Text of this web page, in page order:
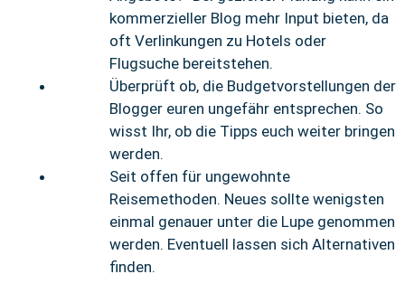
kommerzieller Blog mehr Input bieten, da
oft Verlinkungen zu Hotels oder
Flugsuche bereitstehen.
Überprüft ob, die Budgetvorstellungen der
Blogger euren ungefähr entsprechen. So
wisst Ihr, ob die Tipps euch weiter bringen
werden.
Seit offen für ungewohnte
Reisemethoden. Neues sollte wenigsten
einmal genauer unter die Lupe genommen
werden. Eventuell lassen sich Alternativen
finden.